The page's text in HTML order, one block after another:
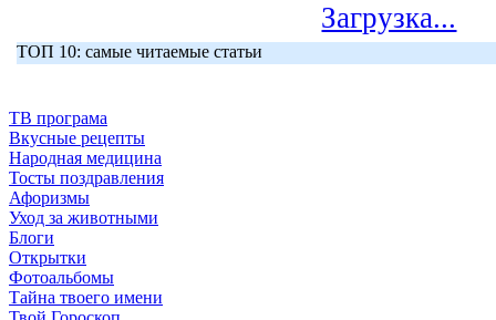
Загрузка...
ТОП 10: самые читаемые статьи
ТВ програма
Вкусные рецепты
Народная медицина
Тосты поздравления
Афоризмы
Уход за животными
Блоги
Открытки
Фотоальбомы
Тайна твоего имени